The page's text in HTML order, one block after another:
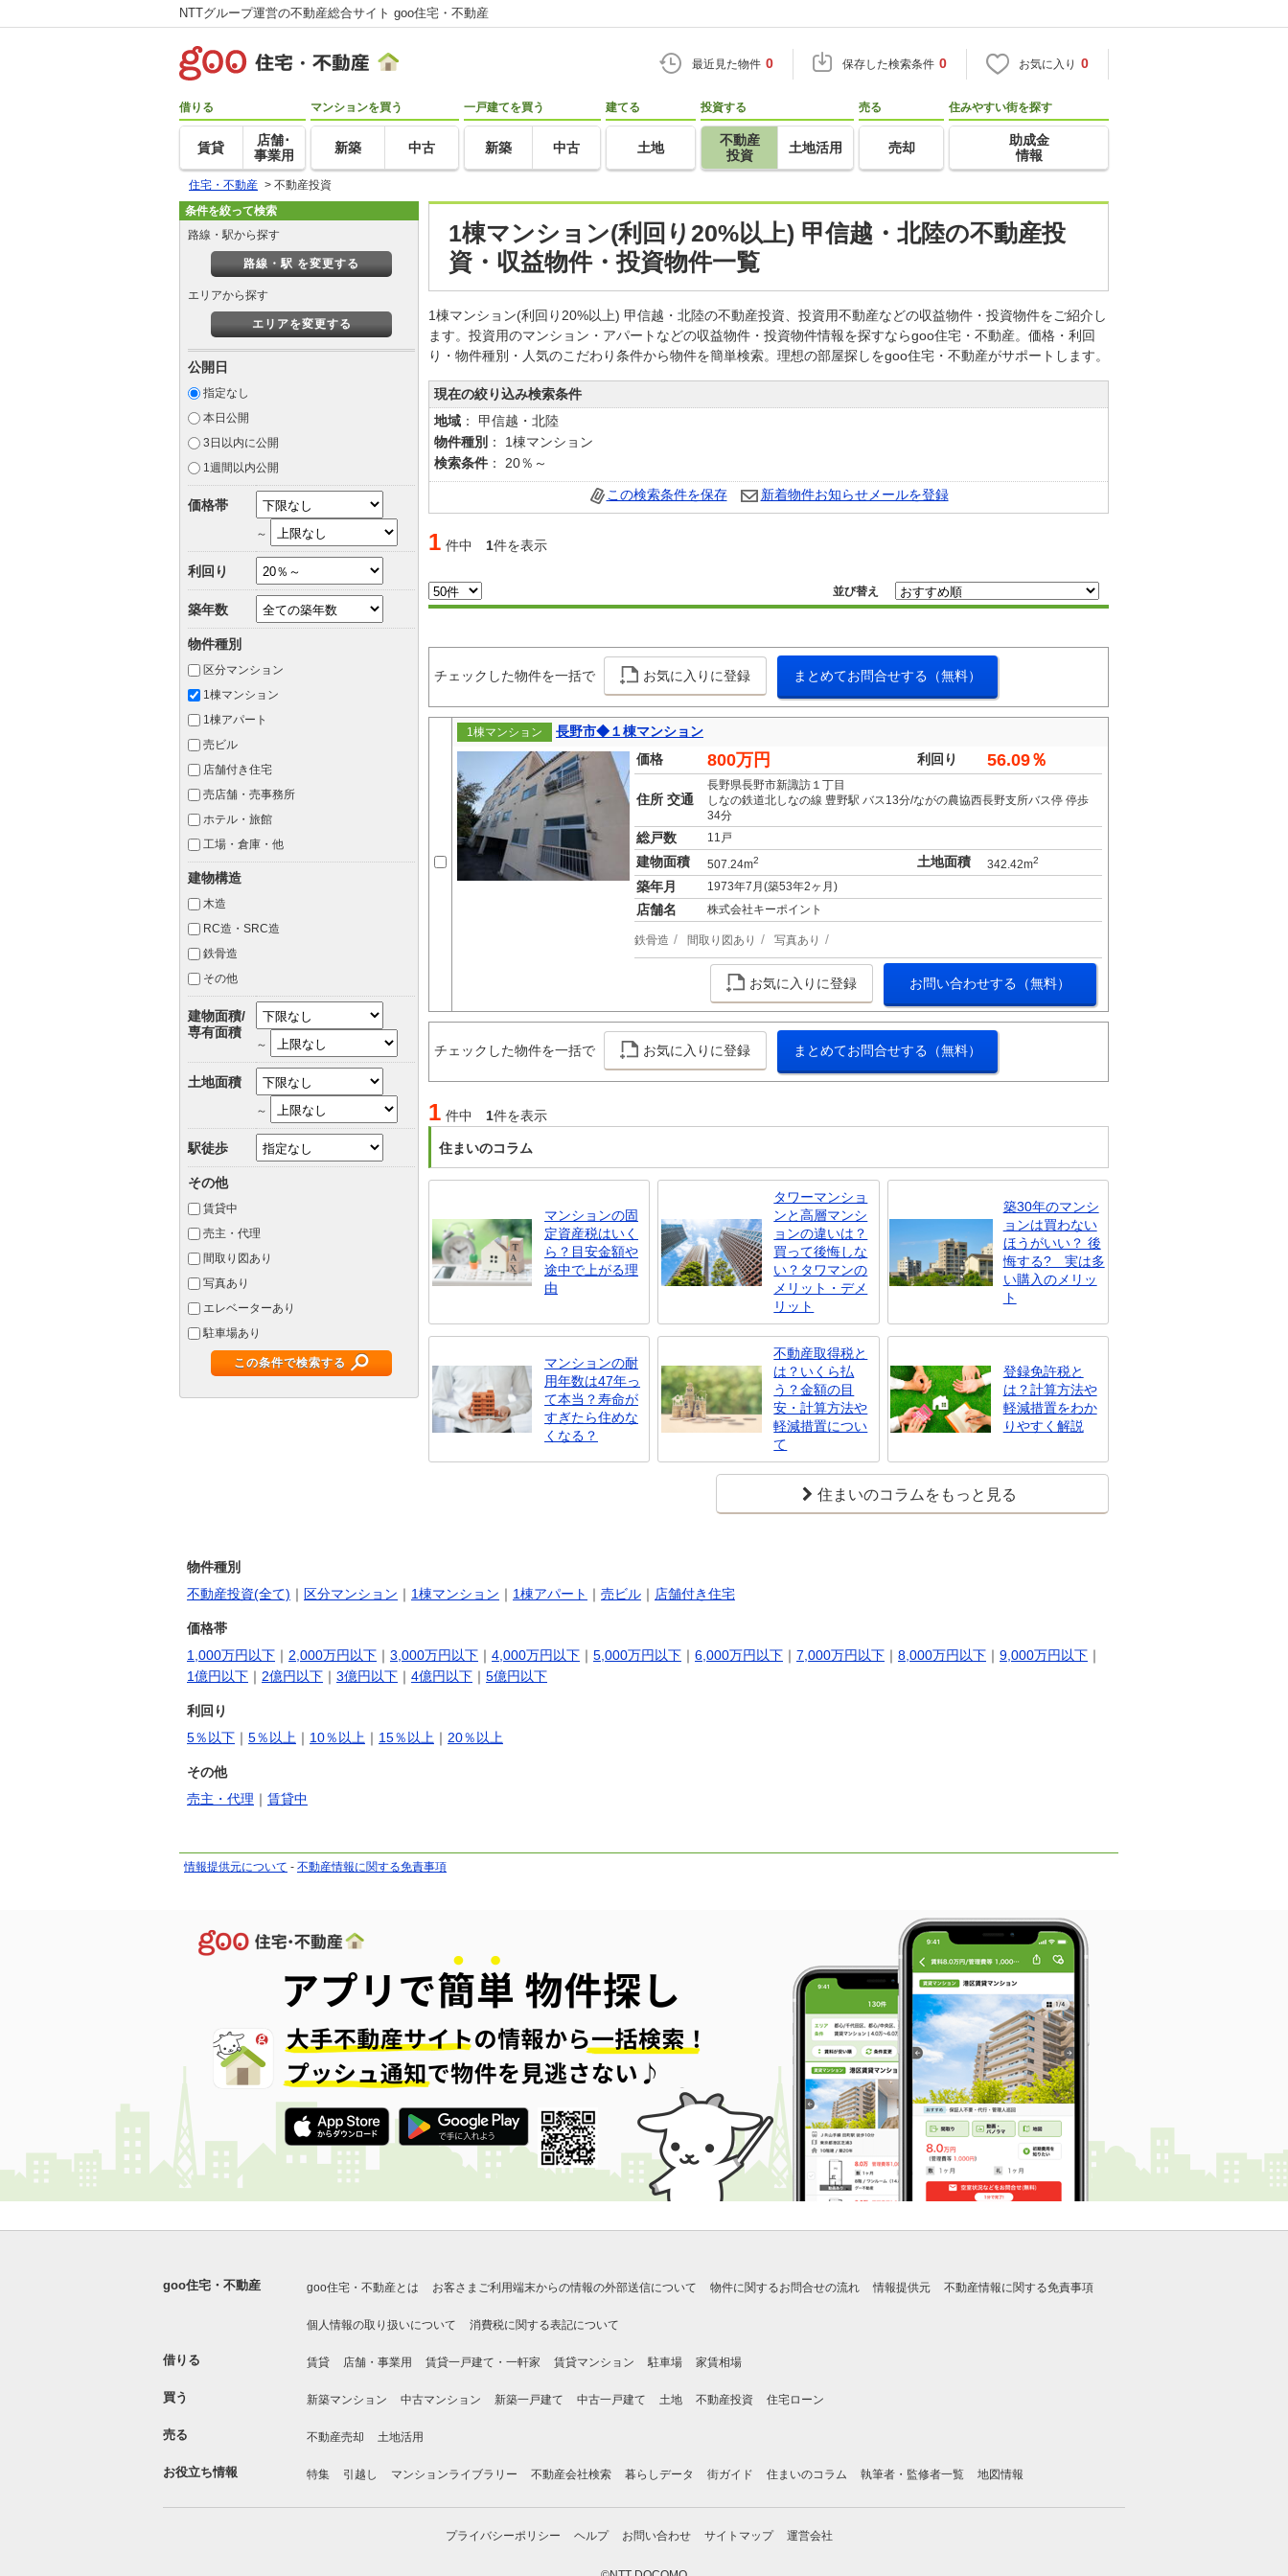
NTTグループ運営の不動産総合サイト goo住宅・不動産
最近見た物件 0 保存した検索条件 0 お気に入り 0
借りる
賃貸
店舗･
事業用
マンションを買う
新築 中古
一戸建てを買う
新築 中古
建てる
土地
投資する
不動産
投資
土地活用
売る
売却
住みやすい街を探す
助成金
情報
住宅・不動産 > 不動産投資
1棟マンション(利回り20%以上) 甲信越・北陸の不動産投
資・収益物件・投資物件一覧
1棟マンション(利回り20%以上) 甲信越・北陸の不動産投資、投資用不動産などの収益物件・投資物件をご紹介し
ます。投資用のマンション・アパートなどの収益物件・投資物件情報を探すならgoo住宅・不動産。価格・利回
り・物件種別・人気のこだわり条件から物件を簡単検索。理想の部屋探しをgoo住宅・不動産がサポートします。
現在の絞り込み検索条件
地域 ： 甲信越・北陸
物件種別 ： 1棟マンション
検索条件 ： 20％～
この検索条件を保存 新着物件お知らせメールを登録
1 件中 1件を表示
並び替え
チェックした物件を一括で お気に入りに登録 まとめてお問合せする（無料）
1棟マンション
長野市◆１棟マンション
価格
800万円 利回り 56.09％
住所 交通
長野県長野市新諏訪１丁目
しなの鉄道北しなの線 豊野駅 バス13分/ながの農協西長野支所バス停 停歩
34分
総戸数 11戸
建物面積 507.24m2 土地面積 342.42m2
築年月 1973年7月(築53年2ヶ月)
店舗名 株式会社キーポイント
鉄骨造 間取り図あり 写真あり
お気に入りに登録 お問い合わせする（無料）
チェックした物件を一括で お気に入りに登録 まとめてお問合せする（無料）
1 件中 1件を表示
住まいのコラム
マンションの固
定資産税はいく
ら？目安金額や
途中で上がる理
由
タワーマンショ
ンと高層マンシ
ョンの違いは？
買って後悔しな
い？タワマンの
メリット・デメ
リット
築30年のマンシ
ョンは買わない
ほうがいい？ 後
悔する? 実は多
い購入のメリッ
ト
マンションの耐
用年数は47年っ
て本当？寿命が
すぎたら住めな
くなる？
不動産取得税と
は？いくら払
う？金額の目
安・計算方法や
軽減措置につい
て
登録免許税と
は？計算方法や
軽減措置をわか
りやすく解説
住まいのコラムをもっと見る
条件を絞って検索
路線・駅から探す
路線・駅 を変更する
エリアから探す
エリアを変更する
公開日
指定なし
本日公開
3日以内に公開
1週間以内公開
価格帯
～
利回り
築年数
物件種別
区分マンション
1棟マンション
1棟アパート
売ビル
店舗付き住宅
売店舗・売事務所
ホテル・旅館
工場・倉庫・他
建物構造
木造
RC造・SRC造
鉄骨造
その他
建物面積/
専有面積
～
土地面積
～
駅徒歩
その他
賃貸中
売主・代理
間取り図あり
写真あり
エレベーターあり
駐車場あり
この条件で検索する
物件種別
不動産投資(全て) ｜ 区分マンション ｜ 1棟マンション ｜ 1棟アパート ｜ 売ビル ｜ 店舗付き住宅
価格帯
1,000万円以下 ｜ 2,000万円以下 ｜ 3,000万円以下 ｜ 4,000万円以下 ｜ 5,000万円以下 ｜ 6,000万円以下 ｜ 7,000万円以下 ｜ 8,000万円以下 ｜ 9,000万円以下 ｜
1億円以下 ｜ 2億円以下 ｜ 3億円以下 ｜ 4億円以下 ｜ 5億円以下
利回り
5％以下 ｜ 5％以上 ｜ 10％以上 ｜ 15％以上 ｜ 20％以上
その他
売主・代理 ｜ 賃貸中
情報提供元について - 不動産情報に関する免責事項
goo住宅・不動産 goo住宅・不動産とは お客さまご利用端末からの情報の外部送信について 物件に関するお問合せの流れ 情報提供元 不動産情報に関する免責事項
個人情報の取り扱いについて 消費税に関する表記について
借りる 賃貸 店舗・事業用 賃貸一戸建て・一軒家 賃貸マンション 駐車場 家賃相場
買う 新築マンション 中古マンション 新築一戸建て 中古一戸建て 土地 不動産投資 住宅ローン
売る 不動産売却 土地活用
お役立ち情報 特集 引越し マンションライブラリー 不動産会社検索 暮らしデータ 街ガイド 住まいのコラム 執筆者・監修者一覧 地図情報
プライバシーポリシー ヘルプ お問い合わせ サイトマップ 運営会社